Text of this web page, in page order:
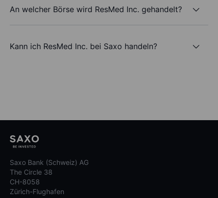
An welcher Börse wird ResMed Inc. gehandelt?
Kann ich ResMed Inc. bei Saxo handeln?
Saxo Bank (Schweiz) AG
The Circle 38
CH-8058
Zürich-Flughafen